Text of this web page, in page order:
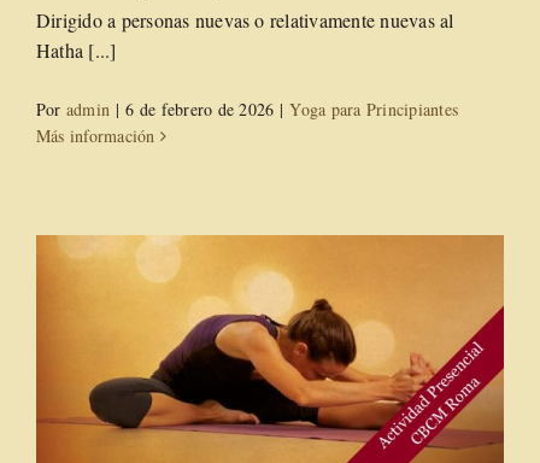
Dirigido a personas nuevas o relativamente nuevas al
Hatha [...]
Por admin | 6 de febrero de 2026 | Yoga para Principiantes
Más información